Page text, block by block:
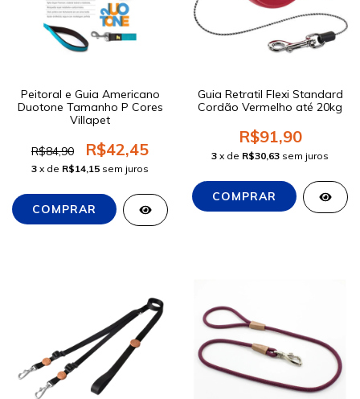
Peitoral e Guia Americano
Duotone Tamanho P Cores
Villapet
R$84,90 R$42,45
3 x de R$14,15 sem juros
Guia Retratil Flexi Standard
Cordão Vermelho até 20kg
R$91,90
3 x de R$30,63 sem juros